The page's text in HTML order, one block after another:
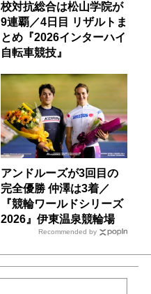
校対抗総合は松山学院が
9連覇／4日目 リザルトま
とめ『2026インターハイ
自転車競技』
アンドルーズが3回目の
完全優勝 仲澤は3着／
『競輪ワールドシリーズ
2026』伊東温泉競輪場
Recommended by